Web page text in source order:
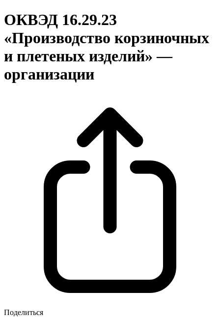
ОКВЭД 16.29.23
«Производство корзиночных
и плетеных изделий» —
организации
Поделиться